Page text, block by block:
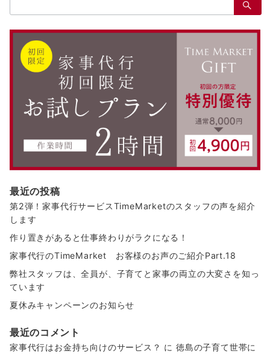
ゲ
ー
シ
索：
最近の投稿
第2弾！家事代行サービスTimeMarketのスタッフの声を紹介
します
作り置きがあると仕事終わりがラクになる！
家事代行のTimeMarket お客様のお声のご紹介Part.18
弊社スタッフは、全員が、子育てと家事の両立の大変さを知っ
ています
夏休みキャンペーンのお知らせ
最近のコメント
家事代行はお金持ち向けのサービス？ に徳島の子育て世帯に